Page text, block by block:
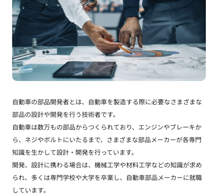
自動車の部品開発者とは、自動車を製造する際に必要なさまざまな
部品の設計や開発を行う技術者です。
自動車は数万もの部品からつくられており、エンジンやブレーキか
ら、ネジやボルトにいたるまで、さまざまな部品メーカーが各専門
知識を生かして設計・開発を行っています。
開発、設計に携わる場合は、機械工学や材料工学などの知識が求め
られ、多くは専門学校や大学を卒業し、自動車部品メーカーに就職
しています。